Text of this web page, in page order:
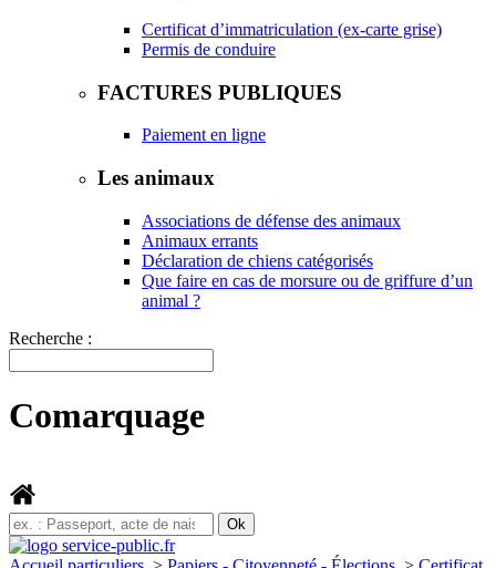
Certificat d’immatriculation (ex-carte grise)
Permis de conduire
FACTURES PUBLIQUES
Paiement en ligne
Les animaux
Associations de défense des animaux
Animaux errants
Déclaration de chiens catégorisés
Que faire en cas de morsure ou de griffure d’un
animal ?
Recherche :
Comarquage